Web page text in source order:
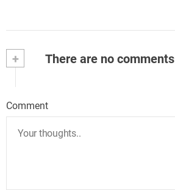
+ There are no comments
Comment